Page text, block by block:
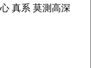
真系 莫測高深